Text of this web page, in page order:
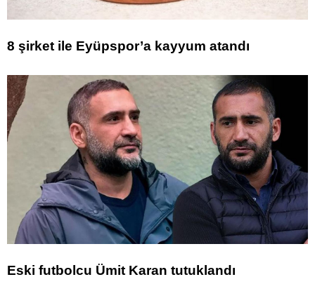
8 şirket ile Eyüpspor’a kayyum atandı
Eski futbolcu Ümit Karan tutuklandı